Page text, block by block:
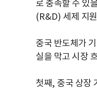
로 충족할 수 있
(R&D) 세제 지
중국 반도체가
실을 막고 시장
첫째, 중국 상장